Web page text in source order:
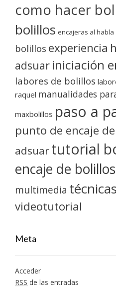
como hacer
bolillos encajeras al habla
bolillos experiencia
adsuar iniciación
labores de bolillos
raquel manualidades
maxbolillos paso a
punto de encaje
adsuartutorial
encaje de bolillos
multimedia
videotutorial
Meta
Acceder
RSS de las entradas